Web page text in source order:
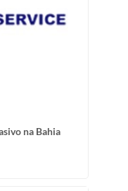
na Bahia